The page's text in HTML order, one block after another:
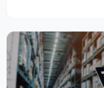
do KSeF i
kontrahentowi
PDF e-mailem. Niby
jednak...